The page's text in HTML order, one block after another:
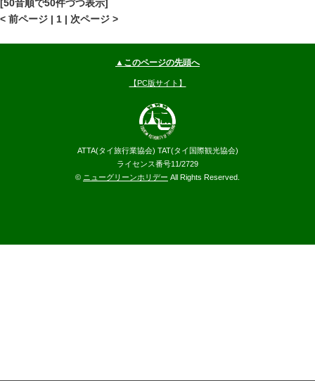
[50音順で50件づつ表示]
< 前ページ | 1 | 次ページ >
▲このページの先頭へ
【PC版サイト】
ATTA(タイ旅行業協会) TAT(タイ国際観光協会)
ライセンス番号11/2729
© ニューグリーンホリデー All Rights Reserved.